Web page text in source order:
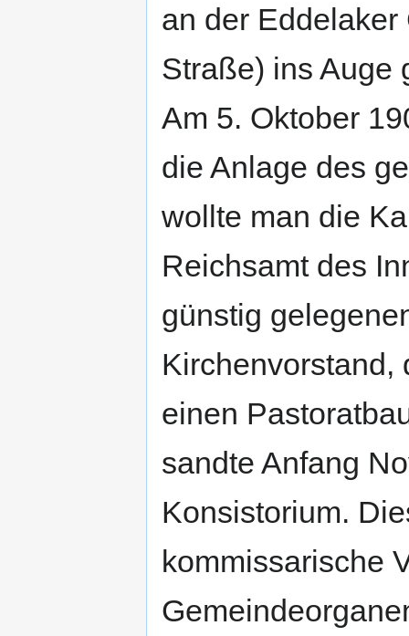
an der
Straße) ins Auge
Am 5. Oktober
die Anlage des
wollte man die
Reichsamt des
günstig
Kirchenvorstand,
einen
sandte Anfang
Konsistorium.
kommissarische